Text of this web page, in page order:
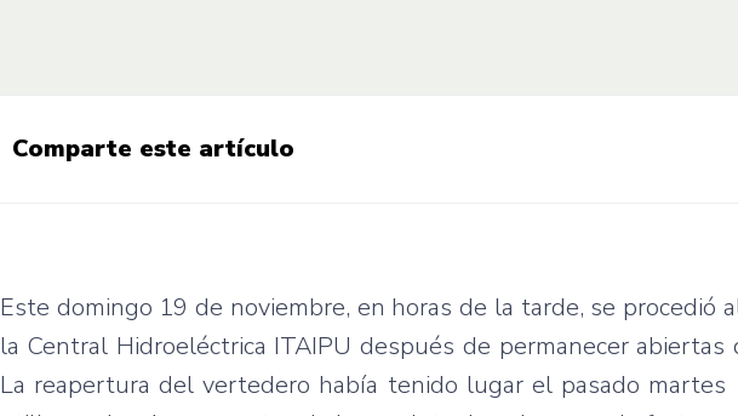
Comparte este artículo
Este domingo 19 de noviembre, en horas de la tarde, se procedió
la Central Hidroeléctrica ITAIPU después de permanecer
La reapertura del vertedero había tenido lugar el pasado